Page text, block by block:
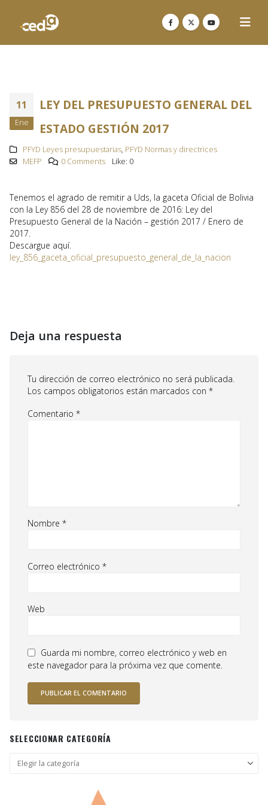
11
Ene
LEY DEL PRESUPUESTO GENERAL DEL
ESTADO GESTIÓN 2017
PFYD Leyes presupuestarias, PFYD Normas y directrices
MEFP
0 Comments Like: 0
Tenemos el agrado de remitir a Uds, la gaceta Oficial de Bolivia
con la Ley 856 del 28 de noviembre de 2016: Ley del
Presupuesto General de la Nación – gestión 2017 / Enero de
2017.
Descargue aquí.
ley_856_gaceta_oficial_presupuesto_general_de_la_nacion
Deja una respuesta
Tu dirección de correo electrónico no será publicada.
Los campos obligatorios están marcados con *
Comentario *
Nombre *
Correo electrónico *
Web
Guarda mi nombre, correo electrónico y web en
este navegador para la próxima vez que comente.
SELECCIONAR CATEGORÍA
Seleccionar
categoría